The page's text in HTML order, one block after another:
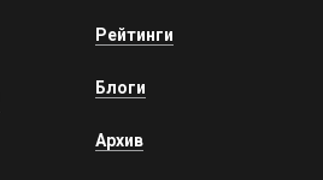
Рейтинги
Блоги
Архив